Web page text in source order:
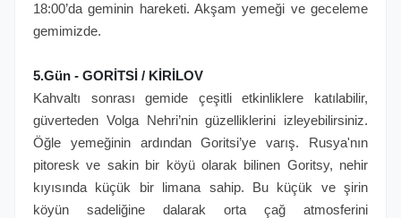
18:00’da geminin hareketi. Akşam yemeği ve geceleme
gemimizde.
5.Gün - GORİTSİ / KİRİLOV
Kahvaltı sonrası gemide çeşitli etkinliklere katılabilir,
güverteden Volga Nehri’nin güzelliklerini izleyebilirsiniz.
Öğle yemeğinin ardından Goritsi’ye varış. Rusya'nın
pitoresk ve sakin bir köyü olarak bilinen Goritsy, nehir
kıyısında küçük bir limana sahip. Bu küçük ve şirin
köyün sadeliğine dalarak orta çağ atmosferini